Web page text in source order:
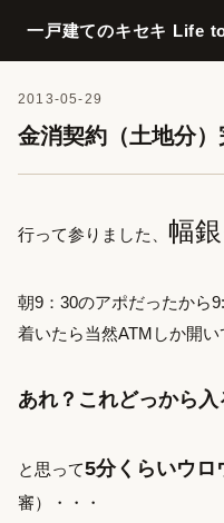
一戸建てのキセキ Life
2013-05-29
金消契約（土地分
行って参りました、 幅銀
朝9：30のアポだったから
着いたら当然ATMしか開い
あれ？これどっから入
と思って5分くらいウロ
審）・・・